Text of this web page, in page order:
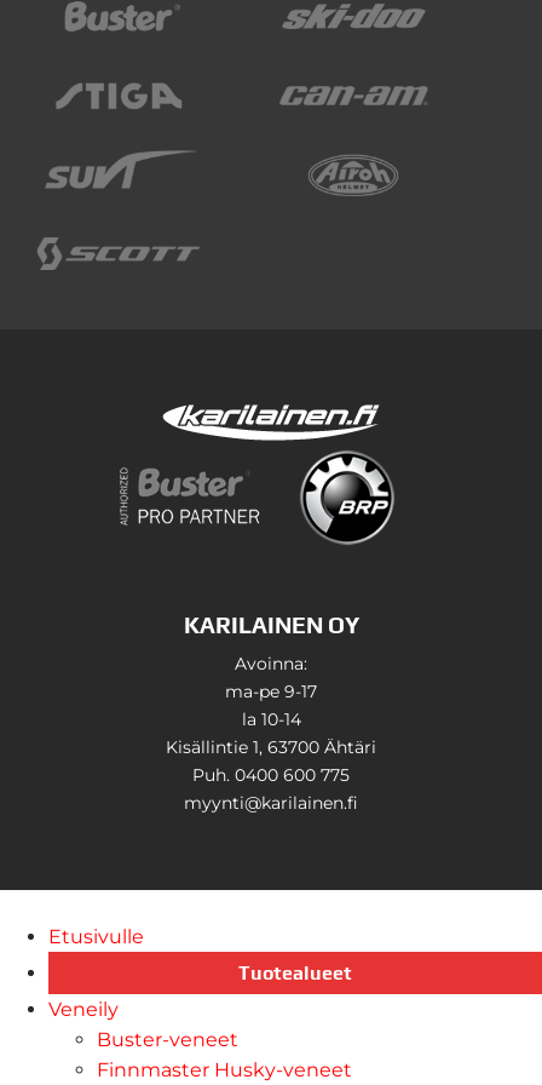
KARILAINEN OY
Avoinna:
ma-pe 9-17
la 10-14
Kisällintie 1, 63700 Ähtäri
Puh. 0400 600 775
myynti@karilainen.fi
Etusivulle
Tuotealueet
Veneily
Buster-veneet
Finnmaster Husky-veneet